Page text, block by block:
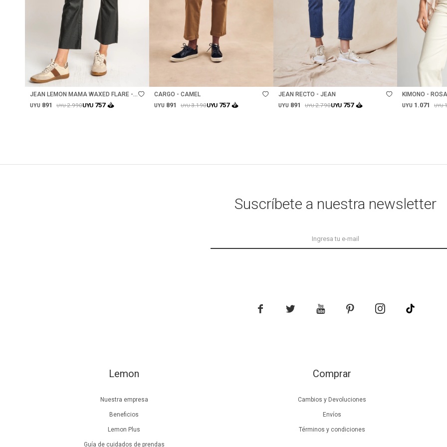
Talle
JEAN LEMON MAMA WAXED FLARE -
NEGRO
UYU 891 UYU2.990UYU 757
CARGO - CAMEL
UYU 891 UYU3.190UYU 757
Talle
JEAN RECTO - JEAN
UYU 891 UYU2.790UYU 757
KIMONO - ROSA
UYU 1.071 UYU
Lemon
Nuestra empresa
Beneficios
Lemon Plus
Guía de cuidados de prendas
Comprar
Cambios y Devoluciones
Envíos
Términos y condiciones
Suscríbete a nuestra newsletter
    